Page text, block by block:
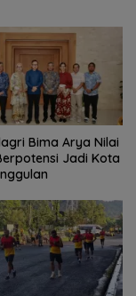
Bima Arya Nilai
Jadi Kota